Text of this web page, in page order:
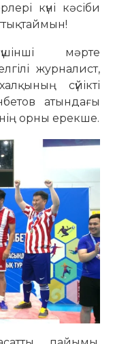
күні кәсіби
мәрте
журналист,
сүйікті
атындағы
орны ерекше.